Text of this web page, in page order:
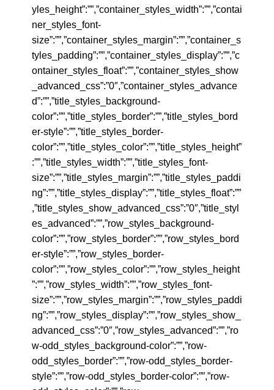
yles_height”:””,”container_styles_width”:””,”contai
ner_styles_font-
size”:””,”container_styles_margin”:””,”container_s
tyles_padding”:””,”container_styles_display”:””,”c
ontainer_styles_float”:””,”container_styles_show
_advanced_css”:”0″,”container_styles_advance
d”:””,”title_styles_background-
color”:””,”title_styles_border”:””,”title_styles_bord
er-style”:””,”title_styles_border-
color”:””,”title_styles_color”:””,”title_styles_height”
:””,”title_styles_width”:””,”title_styles_font-
size”:””,”title_styles_margin”:””,”title_styles_paddi
ng”:””,”title_styles_display”:””,”title_styles_float”:””
,”title_styles_show_advanced_css”:”0″,”title_styl
es_advanced”:””,”row_styles_background-
color”:””,”row_styles_border”:””,”row_styles_bord
er-style”:””,”row_styles_border-
color”:””,”row_styles_color”:””,”row_styles_height
”:””,”row_styles_width”:””,”row_styles_font-
size”:””,”row_styles_margin”:””,”row_styles_paddi
ng”:””,”row_styles_display”:””,”row_styles_show_
advanced_css”:”0″,”row_styles_advanced”:””,”ro
w-odd_styles_background-color”:””,”row-
odd_styles_border”:””,”row-odd_styles_border-
style”:””,”row-odd_styles_border-color”:””,”row-